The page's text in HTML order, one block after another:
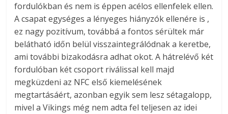
fordulókban és nem is éppen acélos ellenfelek ellen.
A csapat egységes a lényeges hiányzók ellenére is ,
ez nagy pozitívum, továbbá a fontos sérültek már
belátható időn belül visszaintegrálódnak a keretbe,
ami további bizakodásra adhat okot. A hátrelévő két
fordulóban két csoport riválissal kell majd
megküzdeni az NFC első kiemelésének
megtartásáért, azonban egyik sem lesz sétagalopp,
mivel a Vikings még nem adta fel teljesen az idei